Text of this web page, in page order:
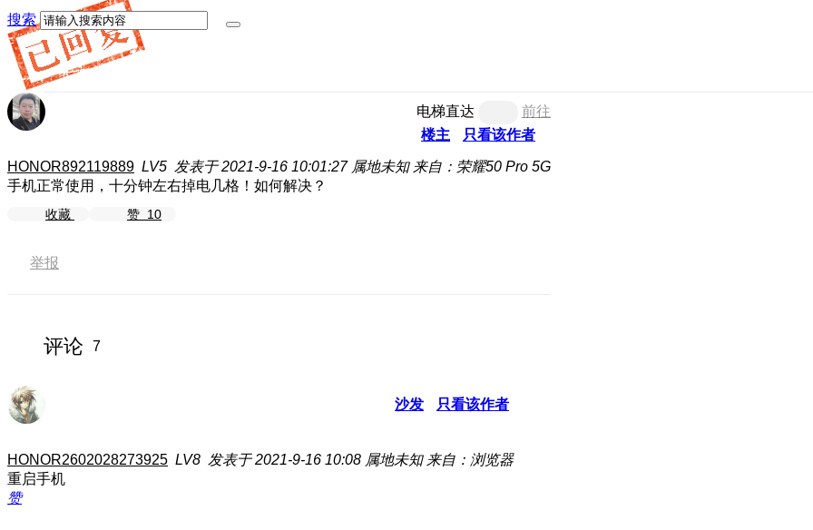
搜索
电梯直达
前往
楼主
只看该作者
HONOR892119889 LV5 发表于 2021-9-16 10:01:27 属地未知 来自：荣耀50 Pro 5G
手机正常使用，十分钟左右掉电几格！如何解决？
收藏 赞 10
举报
评论 7
沙发 只看该作者
HONOR2602028273925 LV8 发表于 2021-9-16 10:08 属地未知 来自：浏览器
重启手机
赞